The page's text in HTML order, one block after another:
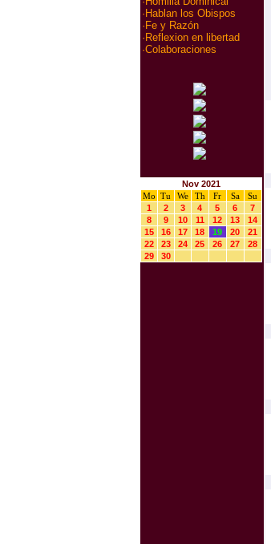
· Hablan los Obispos
· Fe y Razón
· Reflexion en libertad
·Colaboraciones
Nov 2021
Mo Tu We Th Fr Sa
Su
1
2 3 4 5 6
7
8
9 10 11 12 13
14
15
16 17 18 19 20
21
22
23 24 25 26 27
28
29
30